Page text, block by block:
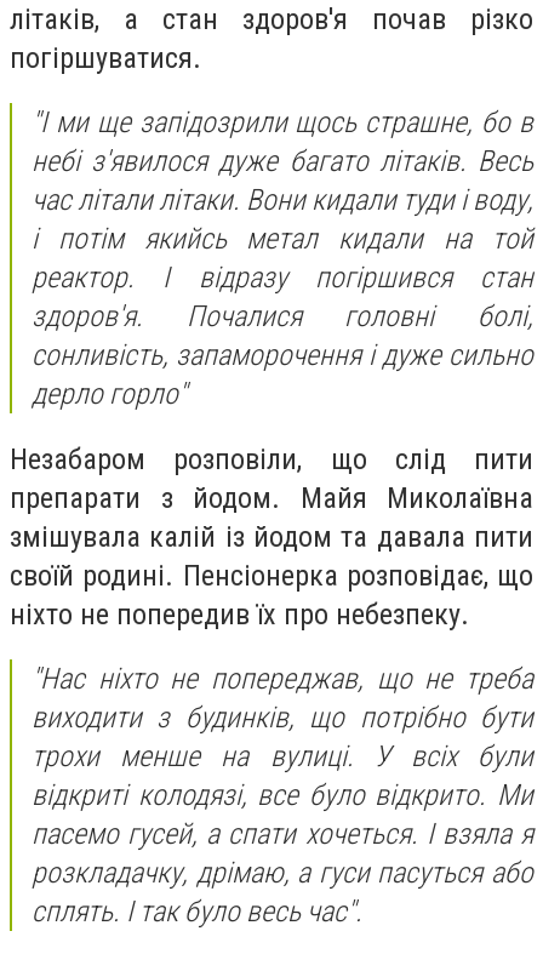
літаків, а стан здоров'я почав різко
погіршуватися.
"І ми ще запідозрили щось страшне, бо в
небі з'явилося дуже багато літаків. Весь
час літали літаки. Вони кидали туди і воду,
і потім якийсь метал кидали на той
реактор. І відразу погіршився стан
здоров'я. Почалися головні болі,
сонливість, запаморочення і дуже сильно
дерло горло"
Незабаром розповіли, що слід пити
препарати з йодом. Майя Миколаївна
змішувала калій із йодом та давала пити
своїй родині. Пенсіонерка розповідає, що
ніхто не попередив їх про небезпеку.
"Нас ніхто не попереджав, що не треба
виходити з будинків, що потрібно бути
трохи менше на вулиці. У всіх були
відкриті колодязі, все було відкрито. Ми
пасемо гусей, а спати хочеться. І взяла я
розкладачку, дрімаю, а гуси пасуться або
сплять. І так було весь час".